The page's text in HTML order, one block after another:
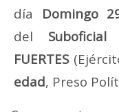
día Domingo
del
FUERTES
edad, Preso